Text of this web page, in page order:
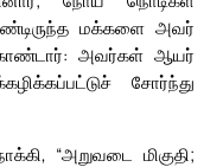
மக்களை அவர்
அவர்கள் ஆயர்
சோர்ந்து
“அறுவடை மிகுதி;